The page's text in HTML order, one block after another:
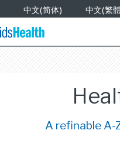
中文(简体) 中文(繁
A refinable